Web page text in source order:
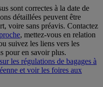
sont correctes à la date de
détaillées peuvent être
voire sans préavis. Contactez
, mettez-vous en relation
suivez les liens vers les
pour en savoir plus.
les régulations de bagages à
et voir les foires aux